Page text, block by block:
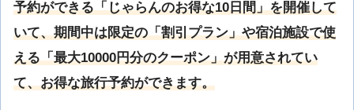
予約ができる「じゃらんのお得な10日間」を開催して
いて、期間中は限定の「割引プラン」や宿泊施設で使
える「最大10000円分のクーポン」が用意されてい
て、お得な旅行予約ができます。